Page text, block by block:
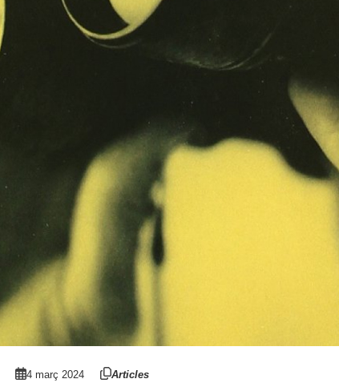
4 març 2024 Articles